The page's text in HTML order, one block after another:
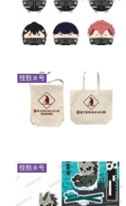
怪獣８号
怪獣８号